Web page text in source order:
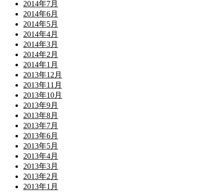
2014年7月
2014年6月
2014年5月
2014年4月
2014年3月
2014年2月
2014年1月
2013年12月
2013年11月
2013年10月
2013年9月
2013年8月
2013年7月
2013年6月
2013年5月
2013年4月
2013年3月
2013年2月
2013年1月